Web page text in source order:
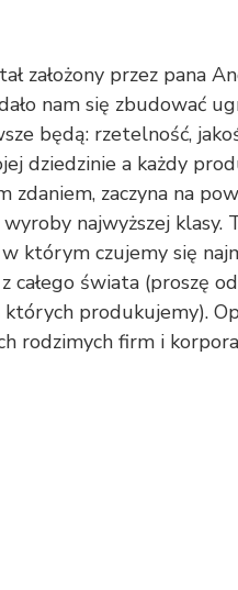
założony przez pana
nam się zbudować
będą: rzetelność,
dziedzinie a każdy
zdaniem, zaczyna na
najwyższej klasy.
którym czujemy się
świata (proszę
produkujemy).
rodzimych firm i